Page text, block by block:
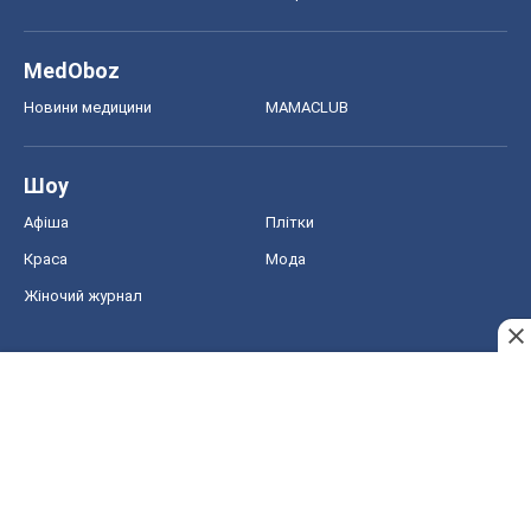
MedOboz
Новини медицини MAMACLUB
Шоу
Афіша Плітки
Краса Мода
Жіночий журнал